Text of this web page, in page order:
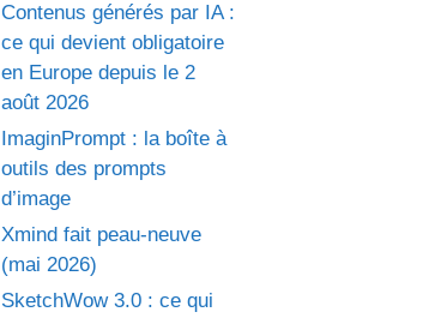
Contenus générés par IA :
ce qui devient obligatoire
en Europe depuis le 2
août 2026
ImaginPrompt : la boîte à
outils des prompts
d’image
Xmind fait peau-neuve
(mai 2026)
SketchWow 3.0 : ce qui